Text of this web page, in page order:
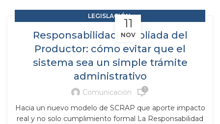
11
NOV
LEGISLACIÓN,
RAP RESPONSABILIDAD AMPLIADA DEL PRODUCTOR
RESIDUOS Y SUBPRODUCTOS
Responsabilidad Ampliada del
Productor: cómo evitar que el
sistema sea un simple trámite
administrativo
Comunicación 1
Hacia un nuevo modelo de SCRAP que aporte impacto
real y no solo cumplimiento formal La Responsabilidad